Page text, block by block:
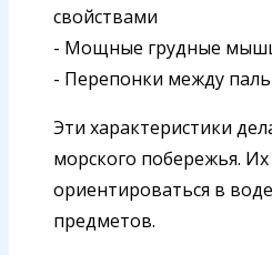
свойствами
- Мощные грудные
- Перепонки между
Эти характеристики
морского побережья.
ориентироваться в
предметов.